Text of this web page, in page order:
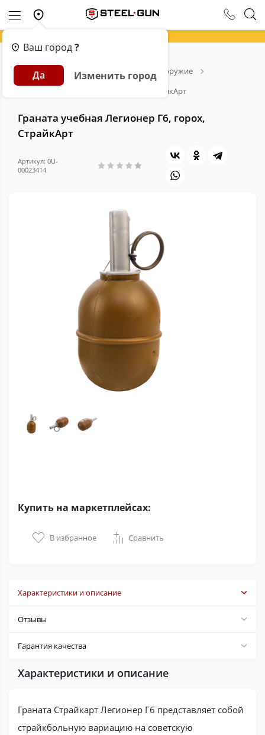
Ваш город?
Да Изменить город
Главная Каталог
Страйкбольное оружие
Пиротехника для страйкбола
Граната учебная Легионер Г6, горох, СтрайкАрт
Граната учебная Легионер Г6, горох,
СтрайкАрт
Артикул: 0U-
00023414
Купить на маркетплейсах:
В избранное Сравнить
Характеристики и описание
Отзывы
Гарантия качества
Характеристики и описание
Граната Страйкарт Легионер Г6 представляет собой
страйкбольную вариацию на советскую